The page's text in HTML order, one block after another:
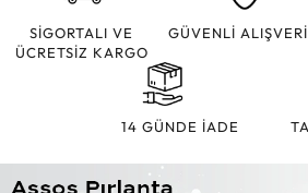
SİGORTALI VE
ÜCRETSİZ KARGO
GÜVENLİ
14 GÜNDE İADE